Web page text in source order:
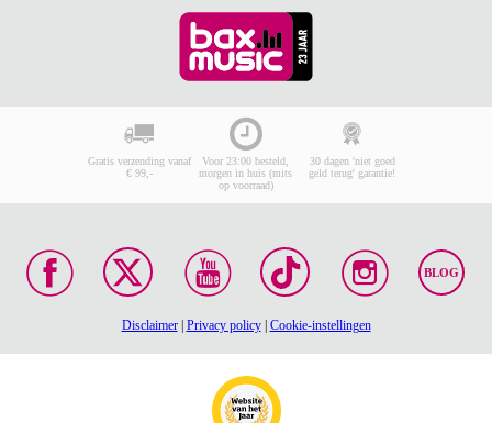
Gratis verzending vanaf
€ 99,-
Voor 23:00 besteld,
morgen in huis (mits
op voorraad)
30 dagen 'niet goed
geld terug' garantie!
BLOG
Disclaimer| Privacy policy| Cookie-instellingen